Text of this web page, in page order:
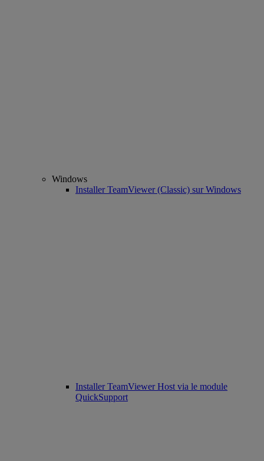
Windows
Installer TeamViewer (Classic) sur Windows
Installer TeamViewer Host via le module
QuickSupport